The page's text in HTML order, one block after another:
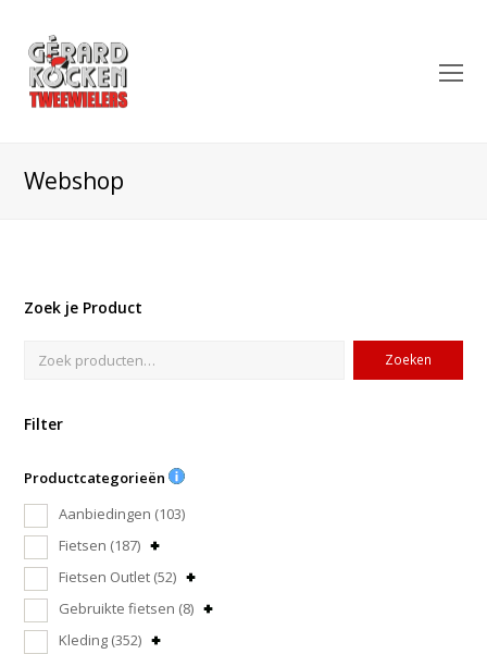
Webshop
Zoek je Product
Zoeken
Filter
Productcategorieën
Aanbiedingen (103)
Fietsen (187)
Fietsen Outlet (52)
Gebruikte fietsen (8)
Kleding (352)